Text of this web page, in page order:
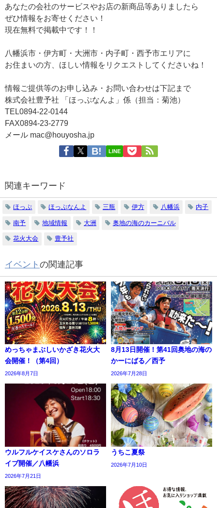
あなたの会社のサービスやお店の新商品等ありましたら
ぜひ情報をお寄せください！
現在無料で掲載中です！！
八幡浜市・伊方町・大洲市・内子町・西予市エリアに
お住まいの方、ほしい情報をリクエストしてくださいね！
情報ご提供等のお申し込み・お問い合わせは下記まで
株式会社豊予社 「ほっぷなんよ」係（担当：菊池）
TEL0894-22-0144
FAX0894-23-2779
メール mac@houyosha.jp
LINE
関連キーワード
ほっぷ ほっぷなんよ 三瓶 伊方 八幡浜 内子
南予 地域情報 大洲 奥地の海のカーニバル
花火大会 豊予社
イベント の関連記事
めっちゃまぶしいかざき花火大
会開催！（第4回）
2026年8月7日
8月13日開催！第41回奥地の海の
かーにばる／西予
2026年7月28日
ウルフルケイスケさんのソロラ
イブ開催／八幡浜
2026年7月21日
うちこ夏祭
2026年7月10日